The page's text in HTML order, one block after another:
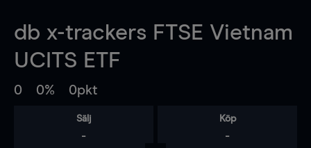
db x-trackers FTSE Vietnam
UCITS ETF
0 0% 0pkt
Sälj
-
Köp
-